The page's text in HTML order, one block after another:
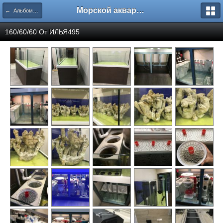
← Альбомы пользователей Морской аквариум. Форумы ReefCentral.ru
160/60/60 От ИЛЬЯ495